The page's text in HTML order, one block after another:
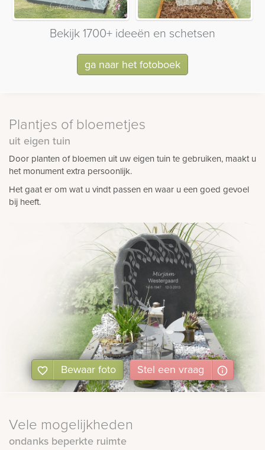
Bekijk 1700+ ideeën en schetsen
ga naar het fotoboek
Plantjes of bloemetjes
uit eigen tuin
Door planten of bloemen uit uw eigen tuin te gebruiken, maakt u
het monument extra persoonlijk.
Het gaat er om wat u vindt passen en waar u een goed gevoel
bij heeft.
Bewaar foto Stel een vraag
Vele mogelijkheden
ondanks beperkte ruimte